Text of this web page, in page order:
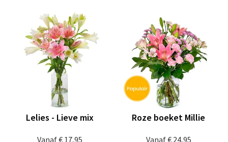
Vanaf€ 17,95
Lelies - Lieve mix
Vanaf€ 24,95
Roze boeket Millie